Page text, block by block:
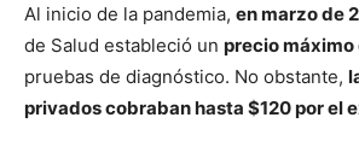
Al inicio de la pandemia, en marzo de
de Salud estableció un precio máximo
pruebas de diagnóstico. No obstante,
privados cobraban hasta $120 por el